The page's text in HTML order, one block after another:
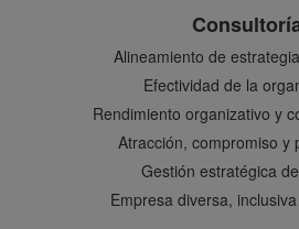
Alineamiento de
Efectividad de la
Rendimiento organizativo y
Atracción, compromiso y
Gestión estratégica
Empresa diversa,